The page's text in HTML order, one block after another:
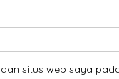
situs web saya